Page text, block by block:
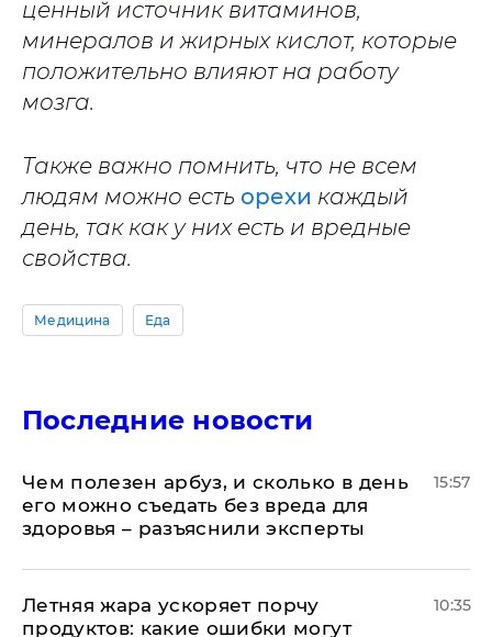
ценный источник витаминов,
минералов и жирных кислот, которые
положительно влияют на работу
мозга.
Также важно помнить, что не всем
людям можно есть орехи каждый
день, так как у них есть и вредные
свойства.
Медицина Еда
Последние новости
Чем полезен арбуз, и сколько в день
его можно съедать без вреда для
здоровья – разъяснили эксперты
15:57
Летняя жара ускоряет порчу
продуктов: какие ошибки могут
10:35